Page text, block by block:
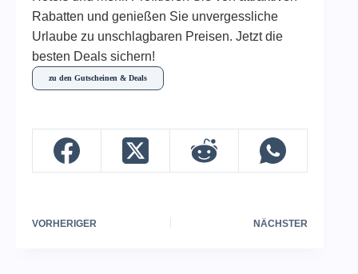
Rabatten und genießen Sie unvergessliche
Urlaube zu unschlagbaren Preisen. Jetzt die
besten Deals sichern!
zu den Gutscheinen & Deals
VORHERIGER NÄCHSTER